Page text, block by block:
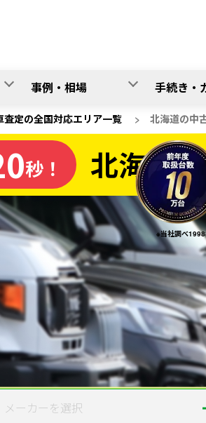
事例・相場 手続き・
査定の全国対応エリア一覧 > 北海道の中
買取なら
※当社調べ
秒！ 北海道
20秒で
無料で
ご依頼いただいた
メーカーを選択